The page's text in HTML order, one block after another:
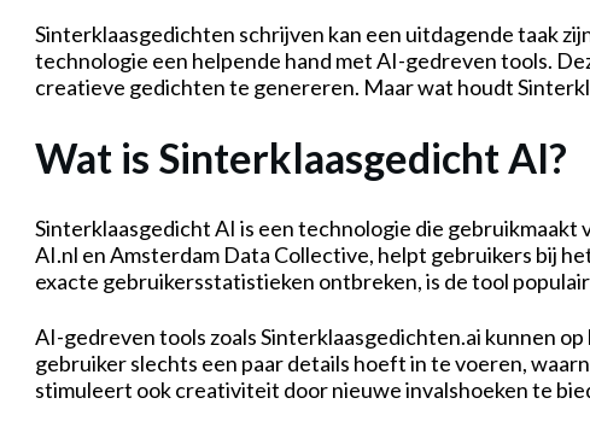
Sinterklaasgedichten schrijven kan een uitdagende taak
technologie een helpende hand met AI-gedreven tools.
creatieve gedichten te genereren. Maar wat houdt
Wat is Sinterklaasgedicht AI?
Sinterklaasgedicht AI is een technologie die
AI.nl en Amsterdam Data Collective, helpt gebruikers bij
exacte gebruikersstatistieken ontbreken, is de tool
AI-gedreven tools zoals Sinterklaasgedichten.ai kunnen
gebruiker slechts een paar details hoeft in te voeren,
stimuleert ook creativiteit door nieuwe invalshoeken te